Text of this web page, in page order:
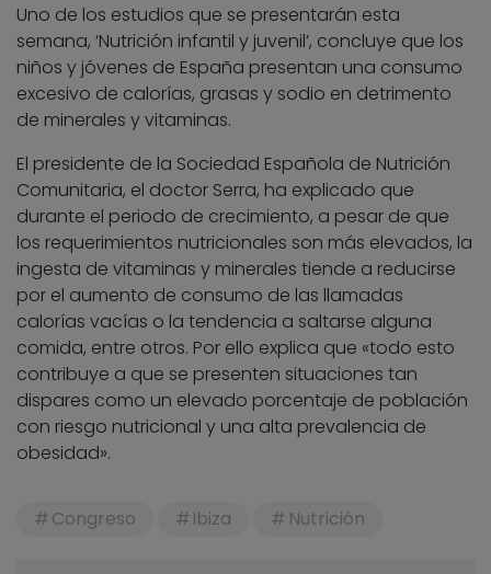
Uno de los estudios que se presentarán esta
semana, ‘Nutrición infantil y juvenil’, concluye que los
niños y jóvenes de España presentan una consumo
excesivo de calorías, grasas y sodio en detrimento
de minerales y vitaminas.
El presidente de la Sociedad Española de Nutrición
Comunitaria, el doctor Serra, ha explicado que
durante el periodo de crecimiento, a pesar de que
los requerimientos nutricionales son más elevados, la
ingesta de vitaminas y minerales tiende a reducirse
por el aumento de consumo de las llamadas
calorías vacías o la tendencia a saltarse alguna
comida, entre otros. Por ello explica que «todo esto
contribuye a que se presenten situaciones tan
dispares como un elevado porcentaje de población
con riesgo nutricional y una alta prevalencia de
obesidad».
Congreso Ibiza Nutrición